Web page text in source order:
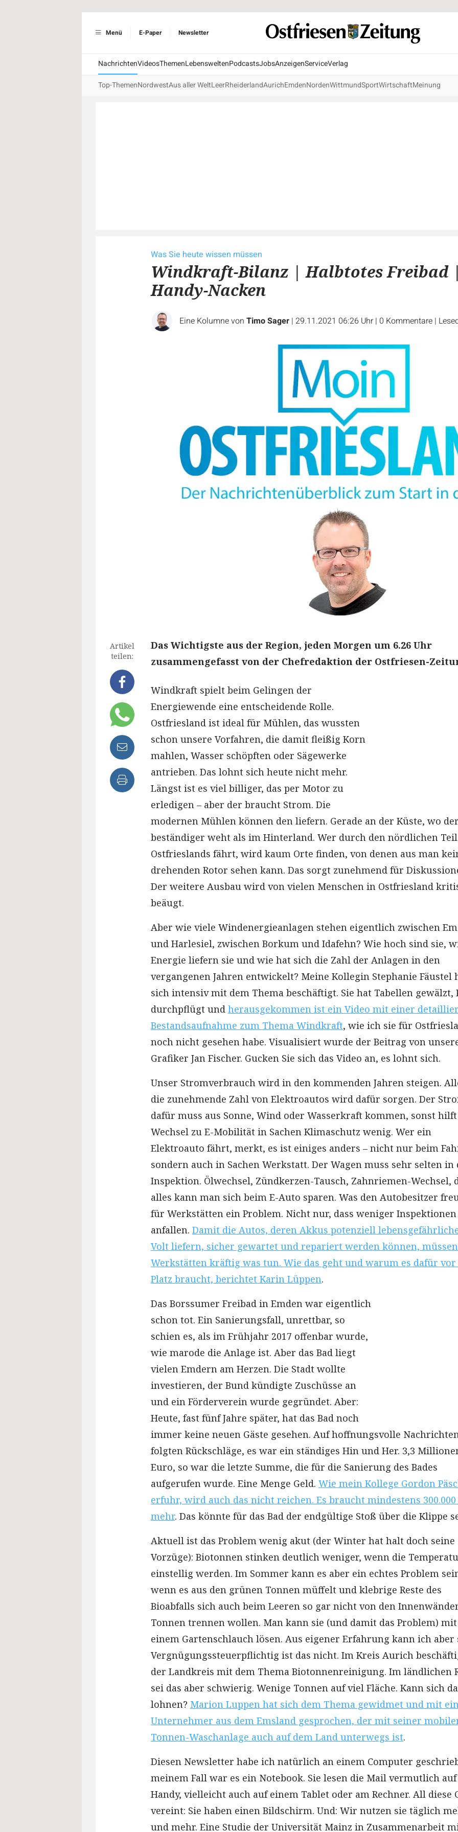
Menü E-Paper Newsletter
NachrichtenVideosThemenLebensweltenPodcastsJobsAnzeigenServiceVerlag
Top-ThemenNordwestAus aller WeltLeerRheiderlandAurichEmdenNordenWittmundSportWirtschaftMeinung
Was Sie heute wissen müssen
Windkraft-Bilanz | Halbtotes Freibad
Handy-Nacken
Eine Kolumne von Timo Sager | 29.11.2021 06:26 Uhr | 0 Kommentare |
Artikel
teilen:
Das Wichtigste aus der Region, jeden Morgen um 6.26 Uhr
zusammengefasst von der Chefredaktion der Ostfriesen-
Windkraft spielt beim Gelingen der
Energiewende eine entscheidende Rolle.
Ostfriesland ist ideal für Mühlen, das wussten
schon unsere Vorfahren, die damit fleißig Korn
mahlen, Wasser schöpften oder Sägewerke
antrieben. Das lohnt sich heute nicht mehr.
Längst ist es viel billiger, das per Motor zu
erledigen – aber der braucht Strom. Die
modernen Mühlen können den liefern. Gerade an der Küste, wo
beständiger weht als im Hinterland. Wer durch den nördlichen Teil
Ostfrieslands fährt, wird kaum Orte finden, von denen aus man
drehenden Rotor sehen kann. Das sorgt zunehmend für
Der weitere Ausbau wird von vielen Menschen in Ostfriesland
beäugt.
Aber wie viele Windenergieanlagen stehen eigentlich zwischen
und Harlesiel, zwischen Borkum und Idafehn? Wie hoch sind sie,
Energie liefern sie und wie hat sich die Zahl der Anlagen in den
vergangenen Jahren entwickelt? Meine Kollegin Stephanie Fäustel
sich intensiv mit dem Thema beschäftigt. Sie hat Tabellen gewälzt,
durchpflügt und herausgekommen ist ein Video mit einer
Bestandsaufnahme zum Thema Windkraft, wie ich sie für
noch nicht gesehen habe. Visualisiert wurde der Beitrag von
Grafiker Jan Fischer. Gucken Sie sich das Video an, es lohnt sich.
Unser Stromverbrauch wird in den kommenden Jahren steigen.
die zunehmende Zahl von Elektroautos wird dafür sorgen. Der
dafür muss aus Sonne, Wind oder Wasserkraft kommen, sonst
Wechsel zu E-Mobilität in Sachen Klimaschutz wenig. Wer ein
Elektroauto fährt, merkt, es ist einiges anders – nicht nur beim
sondern auch in Sachen Werkstatt. Der Wagen muss sehr selten in
Inspektion. Ölwechsel, Zündkerzen-Tausch, Zahnriemen-Wechsel,
alles kann man sich beim E-Auto sparen. Was den Autobesitzer
für Werkstätten ein Problem. Nicht nur, dass weniger Inspektionen
anfallen. Damit die Autos, deren Akkus potenziell
Volt liefern, sicher gewartet und repariert werden können, müssen
Werkstätten kräftig was tun. Wie das geht und warum es dafür
Platz braucht, berichtet Karin Lüppen.
Das Borssumer Freibad in Emden war eigentlich
schon tot. Ein Sanierungsfall, unrettbar, so
schien es, als im Frühjahr 2017 offenbar wurde,
wie marode die Anlage ist. Aber das Bad liegt
vielen Emdern am Herzen. Die Stadt wollte
investieren, der Bund kündigte Zuschüsse an
und ein Förderverein wurde gegründet. Aber:
Heute, fast fünf Jahre später, hat das Bad noch
immer keine neuen Gäste gesehen. Auf hoffnungsvolle
folgten Rückschläge, es war ein ständiges Hin und Her. 3,3
Euro, so war die letzte Summe, die für die Sanierung des Bades
aufgerufen wurde. Eine Menge Geld. Wie mein Kollege Gordon
erfuhr, wird auch das nicht reichen. Es braucht mindestens
mehr. Das könnte für das Bad der endgültige Stoß über die Klippe
Aktuell ist das Problem wenig akut (der Winter hat halt doch seine
Vorzüge): Biotonnen stinken deutlich weniger, wenn die
einstellig werden. Im Sommer kann es aber ein echtes Problem
wenn es aus den grünen Tonnen müffelt und klebrige Reste des
Bioabfalls sich auch beim Leeren so gar nicht von den
Tonnen trennen wollen. Man kann sie (und damit das Problem) mit
einem Gartenschlauch lösen. Aus eigener Erfahrung kann ich aber
Vergnügungssteuerpflichtig ist das nicht. Im Kreis Aurich
der Landkreis mit dem Thema Biotonnenreinigung. Im ländlichen
sei das aber schwierig. Wenige Tonnen auf viel Fläche. Kann sich
lohnen? Marion Luppen hat sich dem Thema gewidmet und mit
Unternehmer aus dem Emsland gesprochen, der mit seiner
Tonnen-Waschanlage auch auf dem Land unterwegs ist.
Diesen Newsletter habe ich natürlich an einem Computer
meinem Fall war es ein Notebook. Sie lesen die Mail vermutlich
Handy, vielleicht auch auf einem Tablet oder am Rechner. All diese
vereint: Sie haben einen Bildschirm. Und: Wir nutzen sie täglich
und mehr. Eine Studie der Universität Mainz in Zusammenarbeit